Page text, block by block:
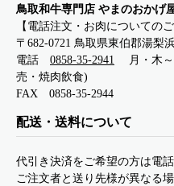
鳥取和牛専門店 やまのおかげ
【電話注文・お肉についての
〒682-0721 鳥取県東伯郡湯梨
電話 0858-35-2941
月・木～
売・焼肉飲食)
FAX 0858-35-2944
配送・送料について
代引き決済をご希望の方は電
ご注文者と送り先様が異なる